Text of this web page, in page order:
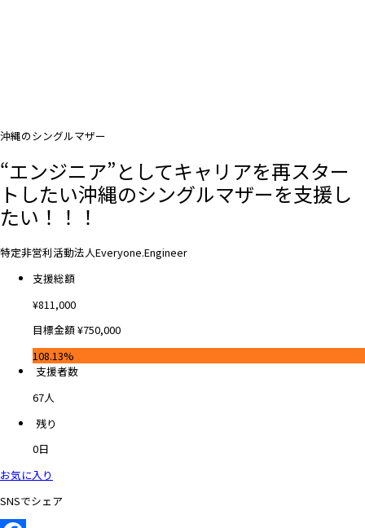
沖縄のシングルマザー
“エンジニア”としてキャリアを再スター
トしたい沖縄のシングルマザーを支援し
たい！！！
特定非営利活動法人Everyone.Engineer
支援総額
¥811,000
目標金額¥750,000
108.13%
支援者数
67人
残り
0日
お気に入り
SNSでシェア